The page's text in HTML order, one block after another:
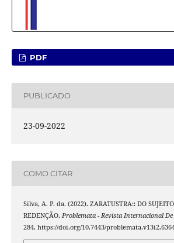
PDF
PUBLICADO
23-09-2022
COMO CITAR
Silva, A. P. da. (2022). ZARATUSTRA:: DO
REDENÇÃO. Problemata - Revista Internacional
284. https://doi.org/10.7443/